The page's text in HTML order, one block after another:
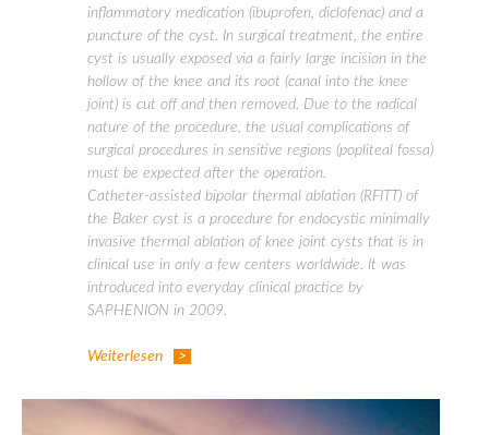
inflammatory medication (ibuprofen, diclofenac) and a
puncture of the cyst. In surgical treatment, the entire
cyst is usually exposed via a fairly large incision in the
hollow of the knee and its root (canal into the knee
joint) is cut off and then removed. Due to the radical
nature of the procedure, the usual complications of
surgical procedures in sensitive regions (popliteal fossa)
must be expected after the operation.
Catheter-assisted bipolar thermal ablation (RFITT) of
the Baker cyst is a procedure for endocystic minimally
invasive thermal ablation of knee joint cysts that is in
clinical use in only a few centers worldwide. It was
introduced into everyday clinical practice by
SAPHENION in 2009.
Weiterlesen